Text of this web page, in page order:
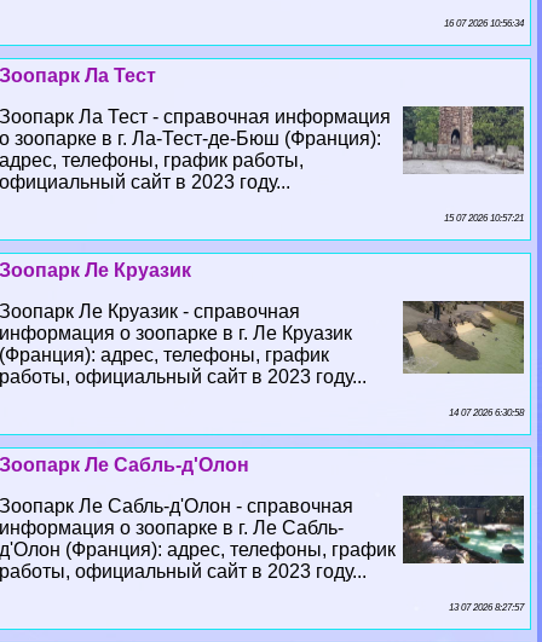
16 07 2026 10:56:34
Зоопарк Ла Тест
Зоопарк Ла Тест - справочная информация
о зоопарке в г. Ла-Тест-де-Бюш (Франция):
адрес, телефоны, график работы,
официальный сайт в 2023 году...
15 07 2026 10:57:21
Зоопарк Ле Круазик
Зоопарк Ле Круазик - справочная
информация о зоопарке в г. Ле Круазик
(Франция): адрес, телефоны, график
работы, официальный сайт в 2023 году...
14 07 2026 6:30:58
Зоопарк Ле Сабль-д'Олон
Зоопарк Ле Сабль-д'Олон - справочная
информация о зоопарке в г. Ле Сабль-
д'Олон (Франция): адрес, телефоны, график
работы, официальный сайт в 2023 году...
13 07 2026 8:27:57